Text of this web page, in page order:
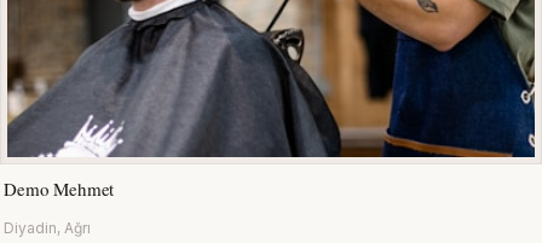
Demo Mehmet
Diyadin, Ağrı